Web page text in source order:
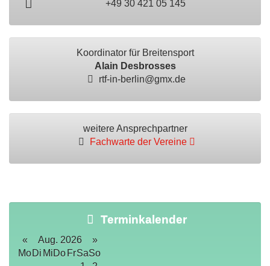
+49 30 421 05 145
Koordinator für Breitensport
Alain Desbrosses
rtf-in-berlin@gmx.de
weitere Ansprechpartner
Fachwarte der Vereine
Terminkalender
« Aug. 2026
»
MoDi MiDo FrSaSo